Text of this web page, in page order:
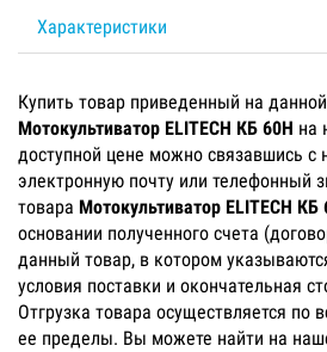
Характеристики
Купить товар приведенный на
Мотокультиватор ELITECH КБ 60Н на
доступной цене можно связавшись с
электронную почту или телефонный
товара Мотокультиватор ELITECH КБ
основании полученного счета
данный товар, в котором
условия поставки и окончательная
Отгрузка товара осуществляется по
ее пределы. Вы можете найти на